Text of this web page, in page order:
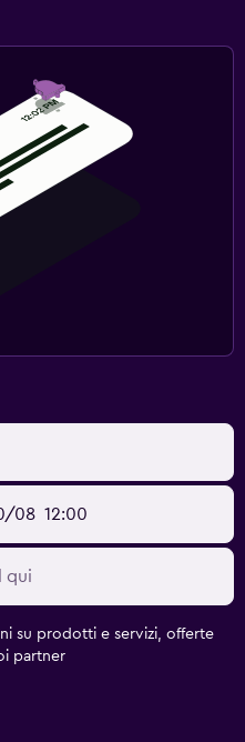
08 12:00
su prodotti e servizi, offerte
partner